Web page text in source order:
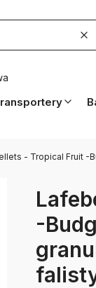
- Tropical Fruit -
-